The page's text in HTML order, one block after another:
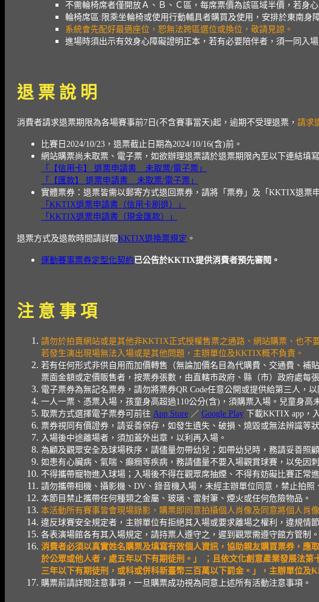
不需輪椅席者僅開放Ａ、Ｂ、Ｃ區，每席票價為該區域半價，若身
輪椅席區:限乘坐輪椅或使用行動輔具者購買及使用，安排於東南身
系統會先配好最適座位，恕無法跨區選位或換位，敬請見諒。
進場時須出示有效身心障礙證明正本，若有必要陪伴者，須一同入
退 票 說 明
消費者請求退票期限為各場賽事前7日(不含賽事當天)起， 逾期不受理退票， 請求
比賽日2024/10/23，退票截止日期為2024/10/16(含)前。
網站購票尚未取票、電子票，如欲辦理退票請於退票期限內至以下連結填
「【信用卡】 退票申請書 _ 未取票/電子票」
「【匯款】 退票申請書 _ 未取票/電子票」
實體票券：退票皆需以郵寄方式退回票券，請將「票券」及「KKTIX退票
「KKTIX退票申請書（信用卡刷退）」
「KKTIX退票申請書（現金匯款）」
退票方式及退款時間請詳閱KKTIX退換票規定 。
運動賽事票券定型化契約 已公告於KKTIX提供消費者預先審閱。
注 意 事 項
請勿於拍賣網站或是其他非KKTIX正式授權售票之通路、網站購票、也不
若發生演出現場無法入場或是其他問題，主辦單位及KKTIX概不負責。
若有任何形式非供自用而加價轉售（無論加價名目為代購費、交通費、補
票面金額或定價販售者，按票券張數，由直轄市政府、縣（市）政府處每
電子票券為無記名票券，請勿將票券QR Code任意公開或提供給第三人，以
一人一票、憑票入場，孩童身高超過110公分(含)，須購票入場。兒童身
取票方式選擇電子票券可前往 App Store ／ Google Play 下載KKTIX app，
票券視同有價證券，請妥善保存，如發生遺失、破損、燒毀或無法辨識等
入場後中途離場者，須加蓋外出章，以利再入場。
為顧及觀眾安全及球場秩序，請儘量勿帶幼兒；如帶幼兒時，務請妥善照
如患有心臟病、氣喘、癲癇等疾病，務請儘量不要入場觀賞球賽，以免因
不得攜帶寵物進入球場；入場後不得在觀眾席抽煙、不得有妨礙比賽正常
請勿攜帶相機、攝影機、DV、錄音機入場，未經主辦單位同意，禁止拍照
本節目禁止攜帶任何種類之金屬、玻璃、雷射筆、煙火或任何危險物品。
本活動所有賽事皆會現場錄影，購票即同意拍攝個人肖像及同意將個人肖
違反球賽安全規定者，主辦單位有拒絕其入場或要求離場之權利，違規情
各表演場館各有其入場規定，請持票人遵守之，遲到觀眾需遵守館方管制。
消費者必須以真實姓名購票及填寫有效個人資訊，協助親友購買票券，
於公眾或他人者，處五年以下有期徒刑。」 ；且依文化創意產業發展法
三年以下有期徒刑，或科或併科新臺幣三百萬以下罰金。」，主辦單位
購票前請詳閱注意事項，一旦購票成功視為同意上述所有活動注意事項。